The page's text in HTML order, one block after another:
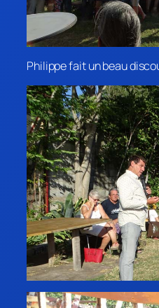
Philippe fait un beau